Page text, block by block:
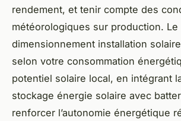
rendement, et tenir compte des
météorologiques sur production. Le
dimensionnement installation
selon votre consommation
potentiel solaire local, en intégrant
stockage énergie solaire avec
renforcer l’autonomie énergétique